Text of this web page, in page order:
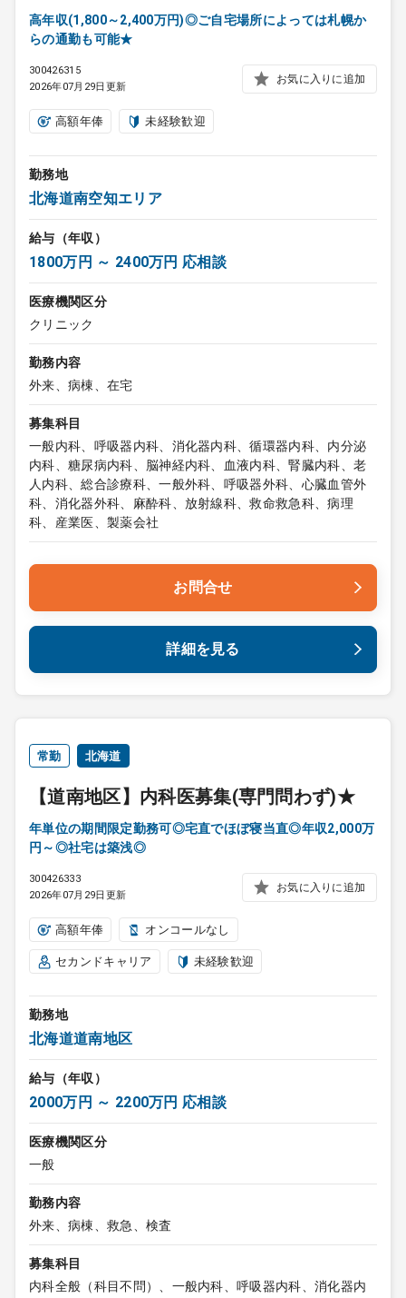
高年収(1,800～2,400万円)◎ご自宅場所によっては札幌か
らの通勤も可能★
300426315
2026年07月29日更新
お気に入りに追加
高額年俸 未経験歓迎
勤務地
北海道南空知エリア
給与（年収）
1800万円 ～ 2400万円 応相談
医療機関区分
クリニック
勤務内容
外来、病棟、在宅
募集科目
一般内科、呼吸器内科、消化器内科、循環器内科、内分泌
内科、糖尿病内科、脳神経内科、血液内科、腎臓内科、老
人内科、総合診療科、一般外科、呼吸器外科、心臓血管外
科、消化器外科、麻酔科、放射線科、救命救急科、病理
科、産業医、製薬会社
お問合せ
詳細を見る
常勤 北海道
【道南地区】内科医募集(専門問わず)★
年単位の期間限定勤務可◎宅直でほぼ寝当直◎年収2,000万
円～◎社宅は築浅◎
300426333
2026年07月29日更新
お気に入りに追加
高額年俸 オンコールなし
セカンドキャリア 未経験歓迎
勤務地
北海道道南地区
給与（年収）
2000万円 ～ 2200万円 応相談
医療機関区分
一般
勤務内容
外来、病棟、救急、検査
募集科目
内科全般（科目不問）、一般内科、呼吸器内科、消化器内